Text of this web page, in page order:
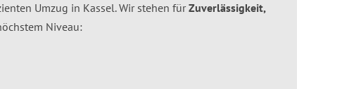
Umzug in Kassel. Wir stehen fürZuverlässigkeit,
Niveau: